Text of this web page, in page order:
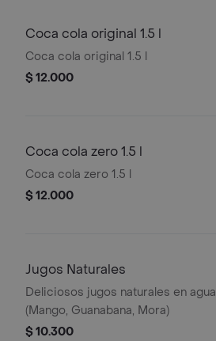
Coca cola original 1.5 l
Coca cola original 1.5 l
$ 12.000
Coca cola zero 1.5 l
Coca cola zero 1.5 l
$ 12.000
Jugos Naturales
Deliciosos jugos naturales en agua
(Mango, Guanabana, Mora)
$ 10.300